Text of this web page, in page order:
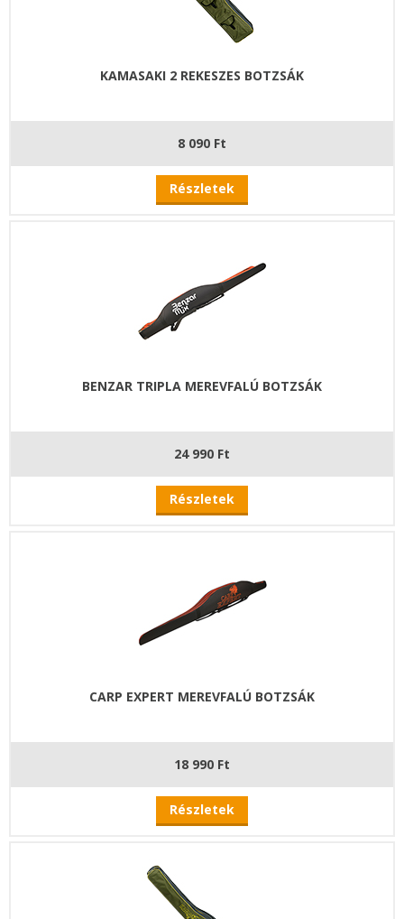
KAMASAKI 2 REKESZES BOTZSÁK
8 090 Ft
Részletek
BENZAR TRIPLA MEREVFALÚ BOTZSÁK
24 990 Ft
Részletek
CARP EXPERT MEREVFALÚ BOTZSÁK
18 990 Ft
Részletek